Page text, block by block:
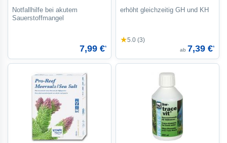
Notfallhilfe bei akutem
Sauerstoffmangel
7,99 €*
erhöht gleichzeitig GH und KH
★5.0 (3)
ab 7,39 €*